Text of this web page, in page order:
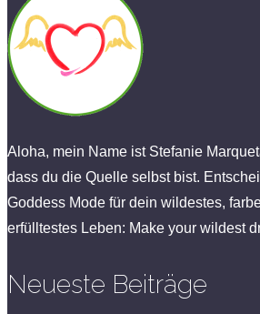
Aloha, mein Name ist Stefanie
dass du die Quelle selbst bist.
Goddess Mode für dein wildestes,
erfülltestes Leben: Make your wildest
Neueste Beiträge